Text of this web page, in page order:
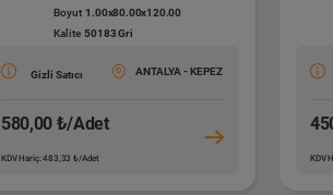
Boyut 1.00x80.00x120.00
Kalite 50183 Gri
Gizli Satıcı ANTALYA - KEPEZ
580,00 ₺/Adet
KDV Hariç: 483,33 ₺/Adet KDV